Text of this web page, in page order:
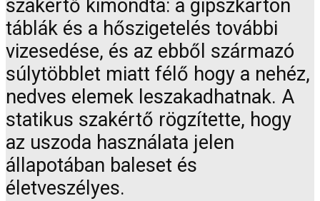
szakértő kimondta: a gipszkarton
táblák és a hőszigetelés további
vizesedése, és az ebből származó
súlytöbblet miatt félő hogy a nehéz,
nedves elemek leszakadhatnak. A
statikus szakértő rögzítette, hogy
az uszoda használata jelen
állapotában baleset és
életveszélyes.